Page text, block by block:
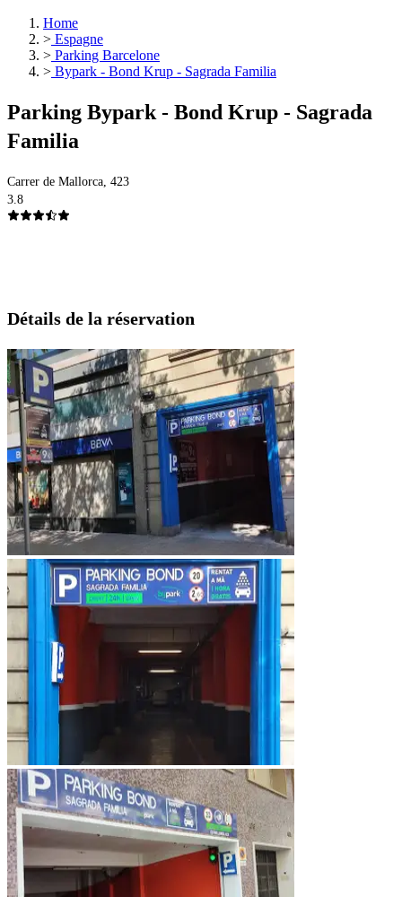
Home
> Espagne
> Parking Barcelone
> Bypark - Bond Krup - Sagrada Familia
Parking Bypark - Bond Krup - Sagrada
Familia
Carrer de Mallorca, 423
3.8
Détails de la réservation